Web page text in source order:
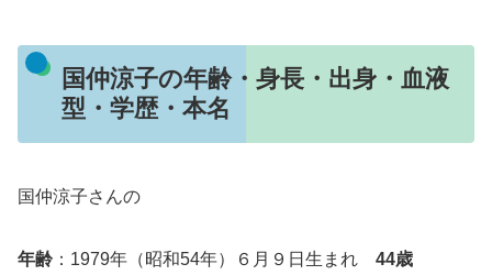
国仲涼子の年齢・身長・出身・血液
型・学歴・本名
国仲涼子さんの
年齢 ：1979年（昭和54年）６月９日生まれ 44歳